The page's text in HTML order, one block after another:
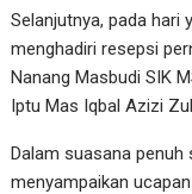
Selanjutnya, pada hari
menghadiri resepsi
Nanang Masbudi SIK
Iptu Mas Iqbal Azizi
Dalam suasana
menyampaikan